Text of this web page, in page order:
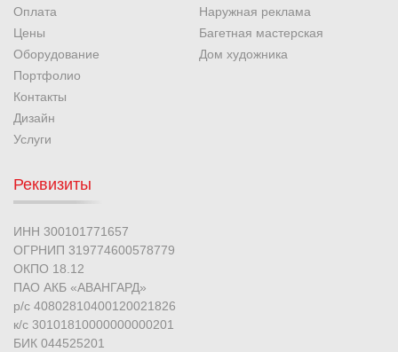
Оплата
Цены
Оборудование
Портфолио
Контакты
Дизайн
Услуги
Наружная реклама
Багетная мастерская
Дом художника
Реквизиты
ИНН 300101771657
ОГРНИП 319774600578779
ОКПО 18.12
ПАО АКБ «АВАНГАРД»
р/с 40802810400120021826
к/с 30101810000000000201
БИК 044525201